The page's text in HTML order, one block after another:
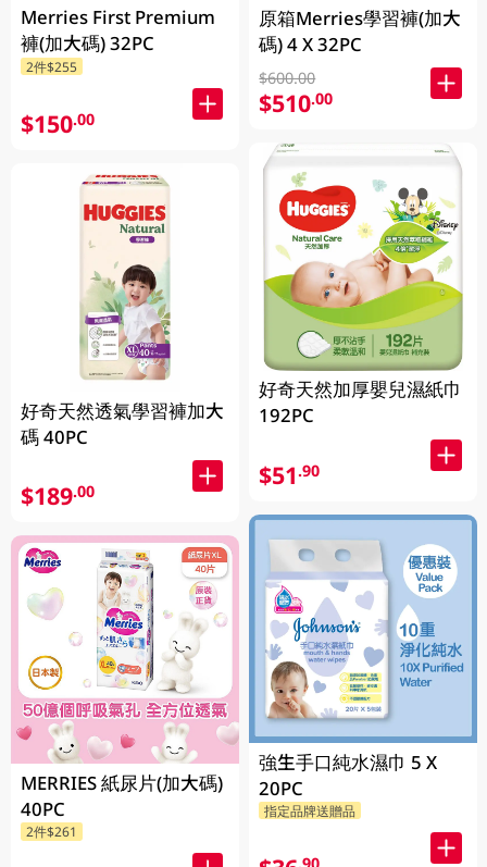
Merries First Premium
褲(加大碼) 32PC
2件$255
$150.00
好奇天然透氣學習褲加大
碼 40PC
$189.00
MERRIES 紙尿片(加大碼)
40PC
2件$261
原箱Merries學習褲(加大
碼) 4 X 32PC
$600.00
$510.00
好奇天然加厚嬰兒濕紙巾
192PC
$51.90
強生手口純水濕巾 5 X
20PC
指定品牌送贈品